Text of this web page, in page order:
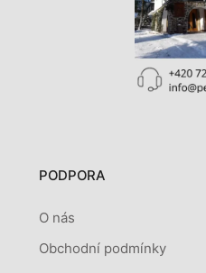
PODPORA
O nás
Obchodní podmínky